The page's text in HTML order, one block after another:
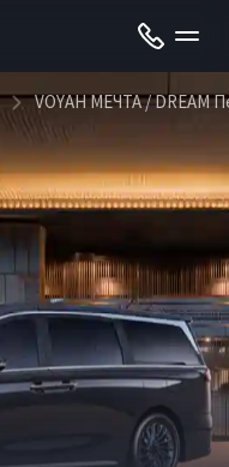
VOYAH МЕЧТА / DREAM